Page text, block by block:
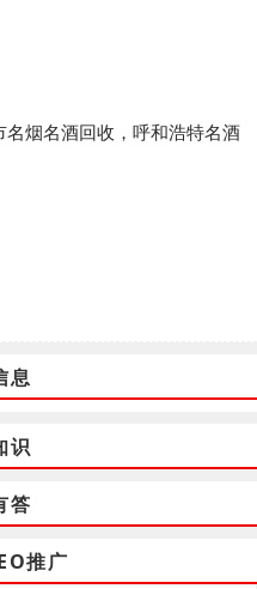
烟名酒回收，呼和浩特名酒
息
识
答
推广